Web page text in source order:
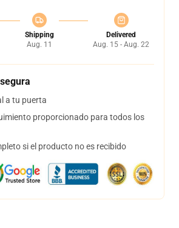
Shipping
Aug. 11
Delivered
Aug. 15 - Aug. 22
a tu puerta
proporcionado para todos los
si el producto no es recibido